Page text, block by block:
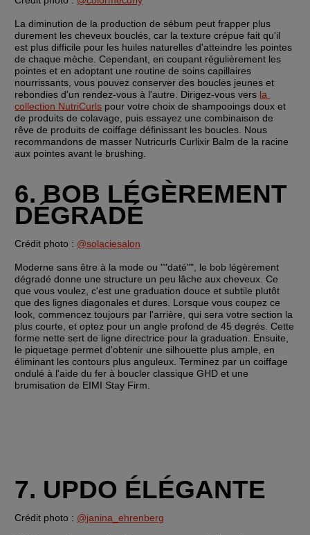
La diminution de la production de sébum peut frapper plus
durement les cheveux bouclés, car la texture crépue fait qu'il
est plus difficile pour les huiles naturelles d'atteindre les pointes
de chaque mèche. Cependant, en coupant régulièrement les
pointes et en adoptant une routine de soins capillaires
nourrissants, vous pouvez conserver des boucles jeunes et
rebondies d'un rendez-vous à l'autre. Dirigez-vous vers la
collection NutriCurls pour votre choix de shampooings doux et
de produits de colavage, puis essayez une combinaison de
rêve de produits de coiffage définissant les boucles. Nous
recommandons de masser Nutricurls Curlixir Balm de la racine
aux pointes avant le brushing.
6. BOB LÉGÈREMENT
DÉGRADÉ
Crédit photo : @solaciesalon
Moderne sans être à la mode ou ""daté"", le bob légèrement
dégradé donne une structure un peu lâche aux cheveux. Ce
que vous voulez, c'est une graduation douce et subtile plutôt
que des lignes diagonales et dures. Lorsque vous coupez ce
look, commencez toujours par l'arrière, qui sera votre section la
plus courte, et optez pour un angle profond de 45 degrés. Cette
forme nette sert de ligne directrice pour la graduation. Ensuite,
le piquetage permet d'obtenir une silhouette plus ample, en
éliminant les contours plus anguleux. Terminez par un coiffage
ondulé à l'aide du fer à boucler classique GHD et une
brumisation de EIMI Stay Firm.
7. UPDO ÉLÉGANTE
Crédit photo : @janina_ehrenberg